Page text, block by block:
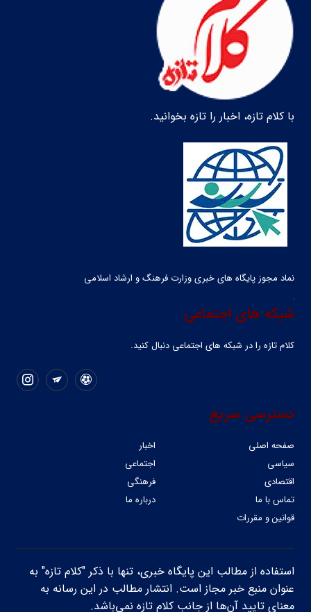
با کلام تازه، اخبار را تازه بخوانید.
نماد مجوز پایگاه های خبری وزارت فرهنگ و ارشاد اسلامی
شبکه های اجتماعی
کلام تازه را در شبکه ‌های اجتماعی دنبال کنید.
دسترسی سریع
صفحه اصلی
اخبار
سیاسی
اجتماعی
اقتصادی
فرهنگی
تماس با ما
درباره ما
قوانین و مقررات
استفاده از مطالب این پایگاه خبری، تنها با ذکر "کلام تازه" به
عنوان منبع خبر مجاز است. انتشار مطالب در این رسانه به
معنای تایید آن‌ها از جانب کلام تازه نمی‌باشد.